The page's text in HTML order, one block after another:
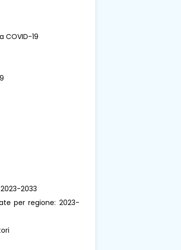
COVID-19
2033
per regione: 2023-